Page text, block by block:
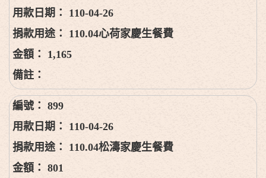
110-04-26
110.04心荷家慶生餐費
1,165
899
110-04-26
110.04松濤家慶生餐費
801